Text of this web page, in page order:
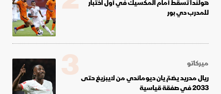
هولندا تسقط أمام المكسيك في أول اختبار
للمدرب دي بور
ميركاتو
ريال مدريد يضمّ يان ديوماندي من لايبزيغ حتى
2033 في صفقة قياسية
3